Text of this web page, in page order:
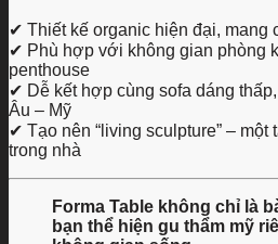
✔ Thiết kế organic hiện đại, mang
✔ Phù hợp với không gian phòng
penthouse
✔ Dễ kết hợp cùng sofa dáng
Âu – Mỹ
✔ Tạo nên “living sculpture” – một
trong nhà
Forma Table không chỉ là
bạn thể hiện gu thẩm mỹ